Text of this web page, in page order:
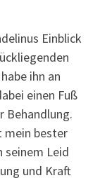
Einblick
ihn an
einen Fuß
Behandlung.
mein bester
seinem Leid
und Kraft